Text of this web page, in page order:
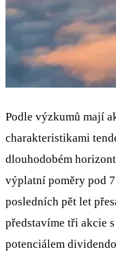
Podle výzkumů mají
charakteristikami
dlouhodobém
výplatní poměry pod
posledních pět let
představíme tři akcie
potenciálem